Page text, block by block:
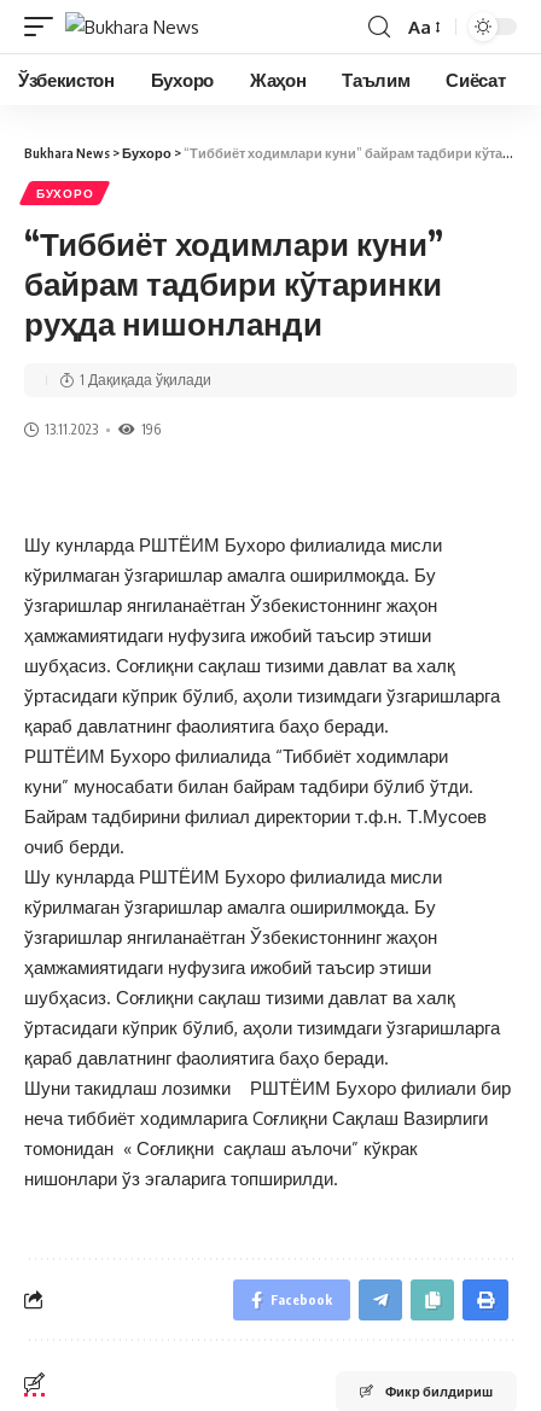
Aa
Ўзбекистон Бухоро Жаҳон Таълим Сиёсат
Bukhara News >Бухоро > “Тиббиёт ходимлари куни” байрам тадбири кўтаринки руҳда нишонланди
БУХОРО
“Тиббиёт ходимлари куни”
байрам тадбири кўтаринки
руҳда нишонланди
13.11.2023 196
1 Дақиқада ўқилади
Шу кунларда РШТЁИМ Бухоро филиалида мисли
кўрилмаган ўзгаришлар амалга оширилмоқда. Бу
ўзгаришлар янгиланаётган Ўзбекистоннинг жаҳон
ҳамжамиятидаги нуфузига ижобий таъсир этиши
шубҳасиз. Соғлиқни сақлаш тизими давлат ва халқ
ўртасидаги кўприк бўлиб, аҳоли тизимдаги ўзгаришларга
қараб давлатнинг фаолиятига баҳо беради.
РШТЁИМ Бухоро филиалида “Тиббиёт ходимлари
куни” муносабати билан байрам тадбири бўлиб ўтди.
Байрам тадбирини филиал директории т.ф.н. Т.Мусоев
очиб берди.
Шу кунларда РШТЁИМ Бухоро филиалида мисли
кўрилмаган ўзгаришлар амалга оширилмоқда. Бу
ўзгаришлар янгиланаётган Ўзбекистоннинг жаҳон
ҳамжамиятидаги нуфузига ижобий таъсир этиши
шубҳасиз. Соғлиқни сақлаш тизими давлат ва халқ
ўртасидаги кўприк бўлиб, аҳоли тизимдаги ўзгаришларга
қараб давлатнинг фаолиятига баҳо беради.
Шуни такидлаш лозимки РШТЁИМ Бухоро филиали бир
неча тиббиёт ходимларига Cоғлиқни Сақлаш Вазирлиги
томонидан « Соғлиқни сақлаш аълочи” кўкрак
нишонлари ўз эгаларига топширилди.
Facebook
Фикр билдириш